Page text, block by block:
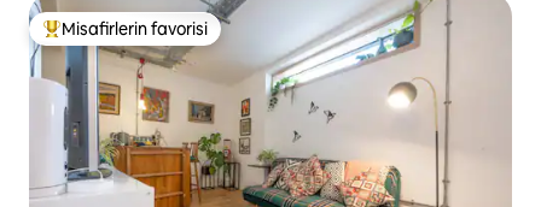
Misafirlerin favorilerinden en beğenilenler arasında
Misafirlerin favorisi